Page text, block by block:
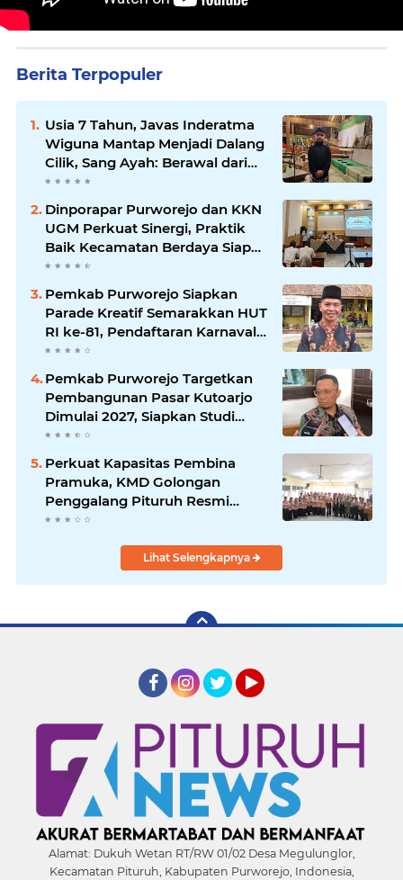
Berita Terpopuler
Usia 7 Tahun, Javas Inderatma
Wiguna Mantap Menjadi Dalang
Cilik, Sang Ayah: Berawal dari
Menonton Wayang di YouTube
Dinporapar Purworejo dan KKN
UGM Perkuat Sinergi, Praktik
Baik Kecamatan Berdaya Siap
Direplikasi
Pemkab Purworejo Siapkan
Parade Kreatif Semarakkan HUT
RI ke-81, Pendaftaran Karnaval
Resmi Dibuka
Pemkab Purworejo Targetkan
Pembangunan Pasar Kutoarjo
Dimulai 2027, Siapkan Studi
Kelayakan hingga DED
Perkuat Kapasitas Pembina
Pramuka, KMD Golongan
Penggalang Pituruh Resmi
Dimulai
Lihat Selengkapnya
Alamat: Dukuh Wetan RT/RW 01/02 Desa Megulunglor,
Kecamatan Pituruh, Kabupaten Purworejo, Indonesia,